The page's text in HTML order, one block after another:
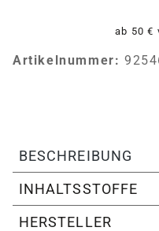
ab 50 €
Artikelnummer:
BESCHREIBUNG
INHALTSSTOFFE
HERSTELLER